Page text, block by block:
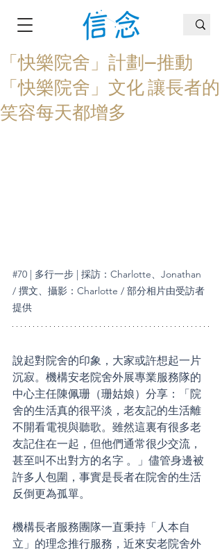
「快樂院舍」計劃—推動
「快樂院舍」文化 讓長者的
笑容每天都增多
#70 | 多行一步 | 採訪：Charlotte、Jonathan
/ 撰文、攝影：Charlotte / 部分相片由受訪者
提供
說起對院舍的印象，大家或許想起一片
沉寂。機構安老院舍外展專業服務隊的
中心主任陳佩珊（珊姑娘）分享：「院
舍的生活真的很平淡，老友記的生活離
不開看電視與聽歌。雖然這裏有很多老
友記住在一起，但他們通常很少交流，
甚至叫不出對方的名字 。」儘管身邊被
許多人包圍，事實是長者在院舍的生活
反倒更為孤單。
機構長者服務團隊一直秉持「人本自
立」的理念推行服務，近來安老院舍外